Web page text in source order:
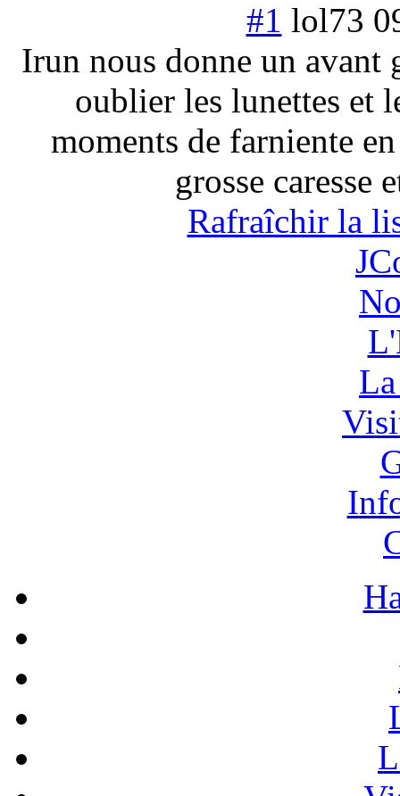
#1 lol73
Irun nous donne un avant
oublier les lunettes et
moments de farniente
grosse caresse
Rafraîchir la